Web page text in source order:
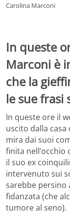
Carolina Marconi
In queste
Marconi è
che la
le sue frasi
In queste ore il
uscito dalla casa
mira dai suoi
finita nell’occhio
il suo ex
intervenuto sui
sarebbe persino
fidanzata (che
tumore al seno).